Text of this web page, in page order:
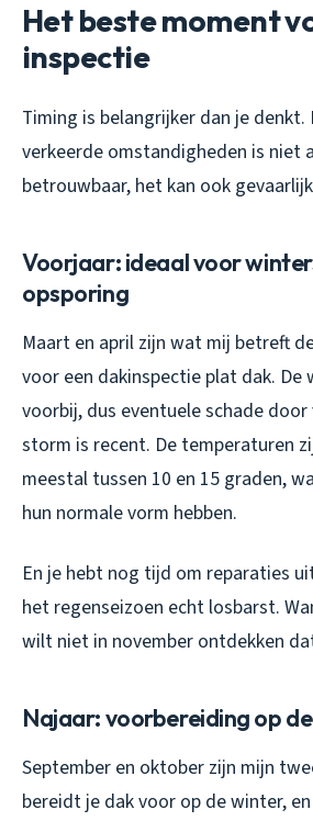
Het beste moment
inspectie
Timing is belangrijker dan je denkt.
verkeerde omstandigheden is niet
betrouwbaar, het kan ook
Voorjaar: ideaal voor
opsporing
Maart en april zijn wat mij betreft
voor een dakinspectie plat dak. De
voorbij, dus eventuele schade
storm is recent. De temperaturen
meestal tussen 10 en 15 graden,
hun normale vorm hebben.
En je hebt nog tijd om reparaties
het regenseizoen echt losbarst.
wilt niet in november ontdekken
Najaar: voorbereiding op
September en oktober zijn mijn
bereidt je dak voor op de winter,